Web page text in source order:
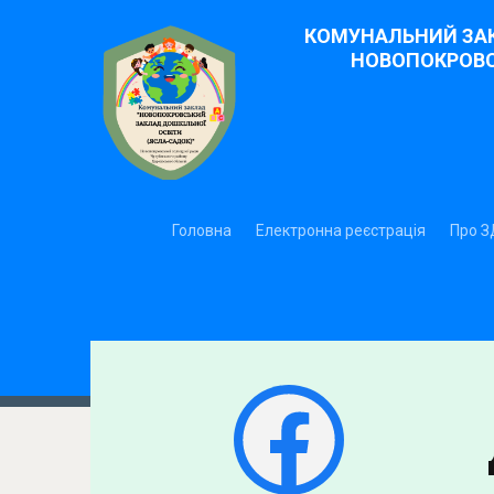
КОМУНАЛЬНИЙ
Головна Електронна реєстрація Про